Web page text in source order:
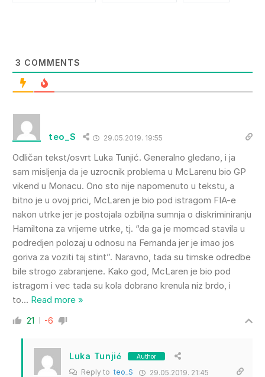
3 COMMENTS
teo_S 29.05.2019. 19:55
Odličan tekst/osvrt Luka Tunjić. Generalno gledano, i ja
sam misljenja da je uzrocnik problema u McLarenu bio GP
vikend u Monacu. Ono sto nije napomenuto u tekstu, a
bitno je u ovoj prici, McLaren je bio pod istragom FIA-e
nakon utrke jer je postojala ozbiljna sumnja o diskriminiranju
Hamiltona za vrijeme utrke, tj. “da ga je momcad stavila u
podredjen polozaj u odnosu na Fernanda jer je imao jos
goriva za voziti taj stint”. Naravno, tada su timske odredbe
bile strogo zabranjene. Kako god, McLaren je bio pod
istragom i vec tada su kola dobrano krenula niz brdo, i
to… Read more »
21 -6
Luka Tunjić Author
Reply to teo_S 29.05.2019. 21:45